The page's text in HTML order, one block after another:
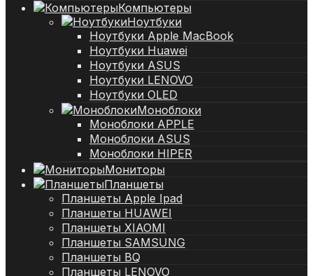
Компьютеры
Ноутбуки
Ноутбуки Apple MacBook
Ноутбуки Huawei
Ноутбуки ASUS
Ноутбуки LENOVO
Ноутбуки OLED
Моноблоки
Моноблоки APPLE
Моноблоки ASUS
Моноблоки HIPER
Мониторы
Планшеты
Планшеты Apple Ipad
Планшеты HUAWEI
Планшеты XIAOMI
Планшеты SAMSUNG
Планшеты BQ
Планшеты LENOVO